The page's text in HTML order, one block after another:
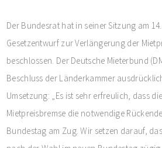
Der Bundesrat hat in seiner Sitzung am
Gesetzentwurf zur Verlängerung der
beschlossen. Der Deutsche Mieterbund
Beschluss der Länderkammer
Umsetzung: „Es ist sehr erfreulich, dass
Mietpreisbremse die notwendige
Bundestag am Zug. Wir setzen darauf,